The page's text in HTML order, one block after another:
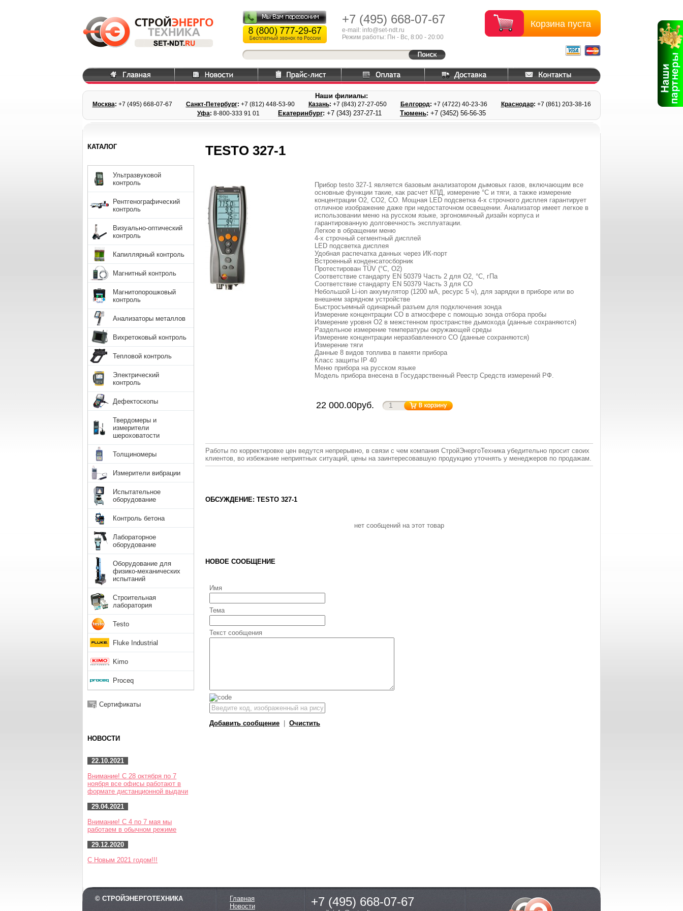
Корзина пуста
+7 (495) 668-07-67
e-mail: info@set-ndt.ru
Режим работы: Пн - Вс, 8:00 - 20:00
Наши филиалы:
Москва: +7 (495) 668-07-67 Санкт-Петербург: +7 (812) 448-53-90 Казань: +7 (843) 27-27-050 Белгород: +7 (4722) 40-23-36 Краснодар: +7 (861) 203-38-16
Уфа: 8-800-333 91 01 Екатеринбург: +7 (343) 237-27-11 Тюмень: +7 (3452) 56-56-35
TESTO 327-1
Прибор testo 327-1 является базовым анализатором дымовых газов, включающим все
основные функции такие, как расчет КПД, измерение °C и тяги, а также измерение
концентрации O2, CO2, CO. Мощная LED подсветка 4-х строчного дисплея гарантирует
отличное изображение даже при недостаточном освещении. Анализатор имеет легкое в
использовании меню на русском языке, эргономичный дизайн корпуса и
гарантированную долговечность эксплуатации.
Легкое в обращении меню
4-х строчный сегментный дисплей
LED подсветка дисплея
Удобная распечатка данных через ИК-порт
Встроенный конденсатосборник
Протестирован TÜV (°C, O2)
Соответствие стандарту EN 50379 Часть 2 для O2, °C, гПа
Соответствие стандарту EN 50379 Часть 3 для CO
Небольшой Li-ion аккумулятор (1200 мA, ресурс 5 ч), для зарядки в приборе или во
внешнем зарядном устройстве
Быстросъемный одинарный разъем для подключения зонда
Измерение концентрации CO в атмосфере с помощью зонда отбора пробы
Измерение уровня O2 в межстенном пространстве дымохода (данные сохраняются)
Раздельное измерение температуры окружающей среды
Измерение концентрации неразбавленного CO (данные сохраняются)
Измерение тяги
Данные 8 видов топлива в памяти прибора
Класс защиты IP 40
Меню прибора на русском языке
Модель прибора внесена в Государственный Реестр Средств измерений РФ.
22 000.00руб.
Работы по корректировке цен ведутся непрерывно, в связи с чем компания СтройЭнергоТехника убедительно просит своих
клиентов, во избежание неприятных ситуаций, цены на заинтересовавшую продукцию уточнять у менеджеров по продажам.
ОБСУЖДЕНИЕ: TESTO 327-1
нет сообщений на этот товар
НОВОЕ СООБЩЕНИЕ
Имя
Тема
Текст сообщения
Добавить сообщение Очистить
КАТАЛОГ
Ультразвуковой
контроль
Рентгенографический
контроль
Визуально-оптический
контроль
Капиллярный контроль
Магнитный контроль
Магнитопорошковый
контроль
Анализаторы металлов
Вихретоковый контроль
Тепловой контроль
Электрический
контроль
Дефектоскопы
Твердомеры и
измерители
шероховатости
Толщиномеры
Измерители вибрации
Испытательное
оборудование
Контроль бетона
Лабораторное
оборудование
Оборудование для
физико-механических
испытаний
Строительная
лаборатория
Testo
Fluke Industrial
Kimo
Proceq
Сертификаты
НОВОСТИ
22.10.2021
Внимание! С 28 октября по 7
ноября все офисы работают в
формате дистанционной выдачи
29.04.2021
Внимание! С 4 по 7 мая мы
работаем в обычном режиме
29.12.2020
С Новым 2021 годом!!!
© СТРОЙЭНЕРГОТЕХНИКА
Главная
Новости
+7 (495) 668-07-67